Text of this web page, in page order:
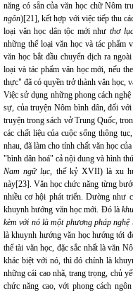
năng có sẵn của văn học chữ Nôm
ngôn)[21], kết hợp với việc tiếp thu
loại văn học dân tộc mới như thơ
những thể loại văn học và tác phẩm
văn học bắt đầu chuyển dịch ra
loại và tác phẩm văn học mới, nếu
thực" đã có quyền trở thành văn học,
Việc sử dụng những phong cách
sự, của truyện Nôm bình dân, đối
truyện trong sách vở Trung Quốc,
các chất liệu của cuộc sống thông
nhau, đã làm cho tính chất văn học
"bình dân hoá" cả nội dung và hình
Nam ngữ lục, thế kỷ XVII) là xu
này[23]. Văn học chức năng từng
nhiều cơ hội phát triển. Dường như
khuynh hướng văn học mới. Đó là
kèm với nó là một phương pháp
là khuynh hướng văn học hướng tới
thể tài văn học, đặc sắc nhất là văn
khác biệt với nó, thì đó chính là
những cái cao nhã, trang trọng, chủ
chức năng cao, với phong cách